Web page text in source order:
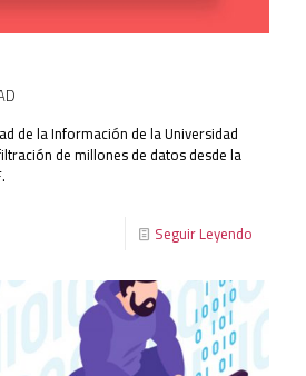
de la Información de la Universidad
de millones de datos desde la
Seguir Leyendo